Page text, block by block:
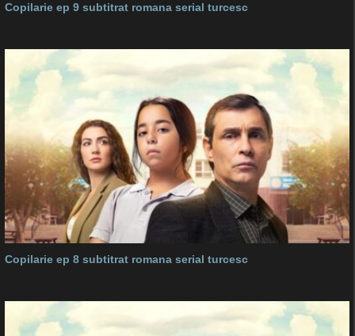
Copilarie ep 9 subtitrat romana serial turcesc
Copilarie ep 8 subtitrat romana serial turcesc